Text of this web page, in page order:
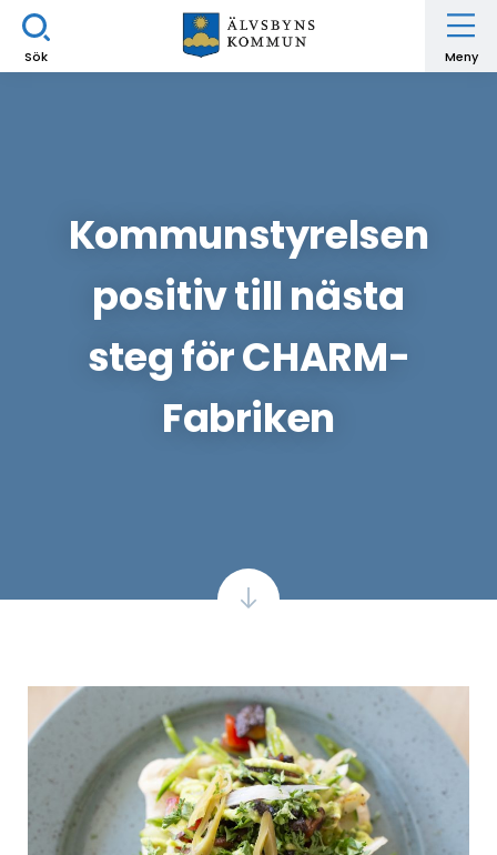
Sök Meny
Kommunstyrelsen
positiv till nästa
steg för CHARM-
Fabriken